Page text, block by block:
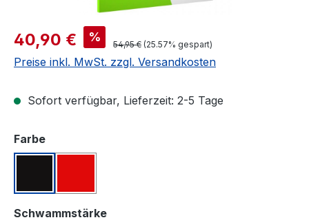
Verkaufspreis:
40,90 € % Regulärer Preis:
54,95 € (25.57% gespart)
Preise inkl. MwSt. zzgl. Versandkosten
Sofort verfügbar, Lieferzeit: 2-5 Tage
Farbeauswählen
Schwammstärkeauswählen